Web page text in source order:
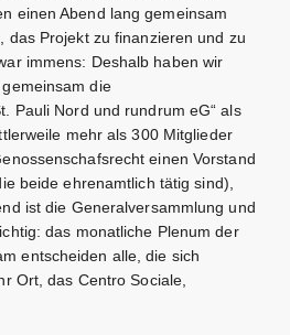
einen Abend lang gemeinsam
das Projekt zu finanzieren und zu
immens: Deshalb haben wir
die
Pauli Nord und rundrum eG“ als
mehr als 300 Mitglieder
einen Vorstand
beide ehrenamtlich tätig sind),
ist die Generalversammlung und
das monatliche Plenum der
entscheiden alle, die sich
Ort, das Centro Sociale,